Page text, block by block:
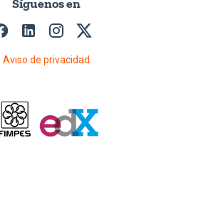
Síguenos en
Aviso de privacidad